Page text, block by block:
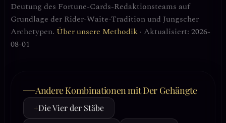
Deutung des Fortune-Cards-Redaktionsteams auf
Grundlage der Rider-Waite-Tradition und Jungscher
Archetypen. Über unsere Methodik · Aktualisiert: 2026-
08-01
Andere Kombinationen mit Der Gehängte
+Die Vier der Stäbe